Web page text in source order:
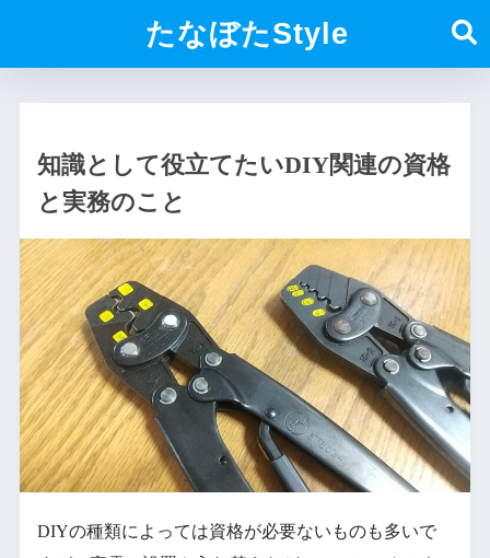
たなぼたStyle
知識として役立てたいDIY関連の資格
と実務のこと
DIYの種類によっては資格が必要ないものも多いで